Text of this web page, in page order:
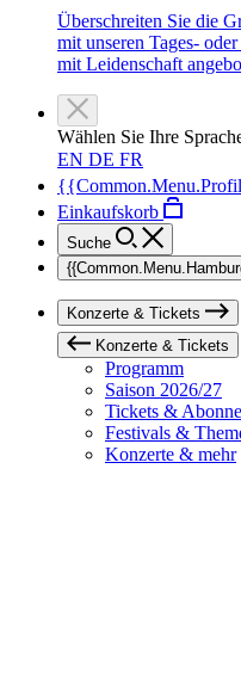
Überschreiten Sie die
mit unseren Tages-
mit Leidenschaft
Wählen Sie Ihre
EN DE FR
Einkaufskorb
Suche
Konzerte & Tickets
Konzerte & Tickets
Programm
Saison 2026/27
Tickets &
Festivals &
Konzerte & mehr